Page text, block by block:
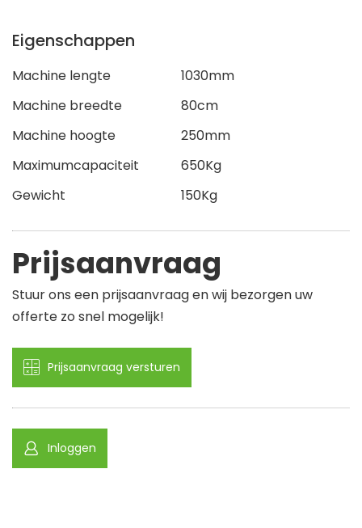
Eigenschappen
Machine lengte
1030mm
Machine breedte
80cm
Machine hoogte
250mm
Maximumcapaciteit
650Kg
Gewicht
150Kg
Prijsaanvraag
Stuur ons een prijsaanvraag en wij bezorgen uw
offerte zo snel mogelijk!
Prijsaanvraag versturen
Inloggen